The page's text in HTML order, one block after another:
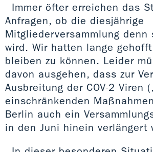
Immer öfter erreichen das
Anfragen, ob die diesjährige
Mitgliederversammlung denn
wird. Wir hatten lange
bleiben zu können. Leider
davon ausgehen, dass zur
Ausbreitung der COV-2 Viren
einschränkenden
Berlin auch ein
in den Juni hinein verlängert